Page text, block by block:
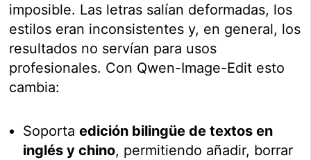
imposible. Las letras salían deformadas, los
estilos eran inconsistentes y, en general, los
resultados no servían para usos
profesionales. Con Qwen-Image-Edit esto
cambia:
Soportaedición bilingüe de textos en
inglés y chino, permitiendo añadir, borrar